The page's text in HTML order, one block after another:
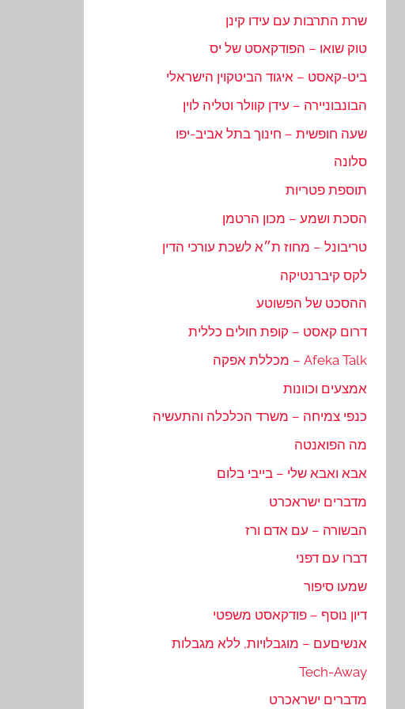
שרת התרבות עם עידו קינן
טוק שואו – הפודקאסט של יס
ביט-קאסט – איגוד הביטקוין הישראלי
הבונבוניירה – עידן קוולר וטליה לוין
שעה חופשית – חינוך בתל אביב-יפו
סלונה
תוספת פטריות
הסכת ושמע – מכון הרטמן
טריבונל – מחוז ת״א לשכת עורכי הדין
לקס קיברנטיקה
ההסכט של הפשוטע
דרום קאסט – קופת חולים כללית
Afeka Talk – מכללת אפקה
אמצעים וכוונות
כנפי צמיחה – משרד הכלכלה והתעשיה
מה הפואנטה
אבא ואבא שלי – בייבי בלום
מדברים ישראכרט
הבשורה – עם אדם ורז
דברו עם דפני
שמעו סיפור
דיון נוסף – פודקאסט משפטי
אנשיםעם – מוגבלויות, ללא מגבלות
Tech-Away
מדברים ישראכרט